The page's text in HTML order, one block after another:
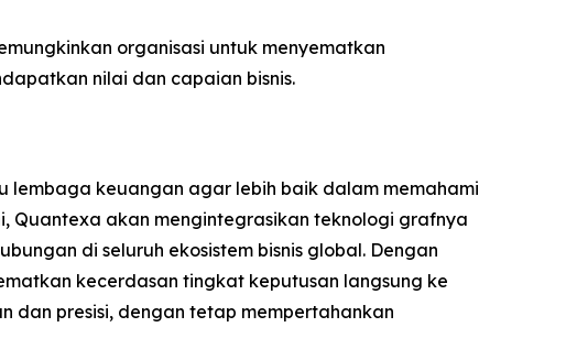
organisasi untuk menyematkan
nilai dan capaian bisnis.
lembaga keuangan agar lebih baik dalam memahami
Quantexa akan mengintegrasikan teknologi grafnya
di seluruh ekosistem bisnis global. Dengan
kecerdasan tingkat keputusan langsung ke
dan presisi, dengan tetap mempertahankan